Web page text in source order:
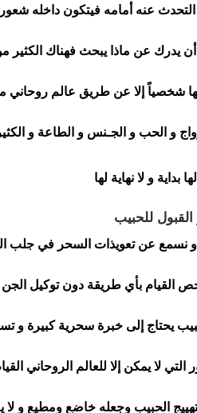
عنه أمامه فيتكون داخله
يدرك عن ماذا يبحث فهناك الكثير
شخصياً إلا عن طريق عالم
و الحب و الجـنس و الطاعة و
بداية و لا نهاية لها
للحبيب
و نسمع عن تعويذات السحر في جلب
القيام بأي طريقة دون توكيل الجن
يحتاج إلى خبرة سحرية كبيرة و
التي لا يمكن إلا للعالم الروحاني